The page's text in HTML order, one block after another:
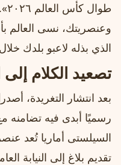
وعنصريتك، نسى العالم
الذي بذله لاعبو بلدك
تصعيد الكلام إلى
بعد انتشار التغريدة، أصدر
رسميًا أبدى فيه تضامنه
السيلستى أماريا تُعد
تقديم بلاغ إلى النيابة